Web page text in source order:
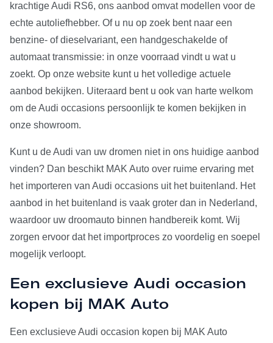
krachtige Audi RS6, ons aanbod omvat modellen voor de
echte autoliefhebber. Of u nu op zoek bent naar een
benzine- of dieselvariant, een handgeschakelde of
automaat transmissie: in onze voorraad vindt u wat u
zoekt. Op onze website kunt u het volledige actuele
aanbod bekijken. Uiteraard bent u ook van harte welkom
om de Audi occasions persoonlijk te komen bekijken in
onze showroom.
Kunt u de Audi van uw dromen niet in ons huidige aanbod
vinden? Dan beschikt MAK Auto over ruime ervaring met
het importeren van Audi occasions uit het buitenland. Het
aanbod in het buitenland is vaak groter dan in Nederland,
waardoor uw droomauto binnen handbereik komt. Wij
zorgen ervoor dat het importproces zo voordelig en soepel
mogelijk verloopt.
Een exclusieve Audi occasion
kopen bij MAK Auto
Een exclusieve Audi occasion kopen bij MAK Auto